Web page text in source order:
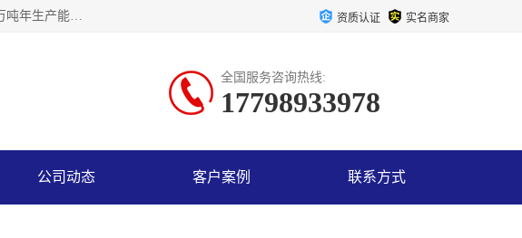
江苏兰陵化工集团有限公司主要生产防腐涂料、建筑涂料、船舶涂料、彩钢涂料、粉末涂料五大类产品，具备10 万吨年生产能力，可以提供优质精良的涂装施工服务，产品广销全国各地，大量出口亚非欧及拉美等国家。 资质认证 实名商家
全国服务咨询热线:
17798933978
公司动态 客户案例 联系方式